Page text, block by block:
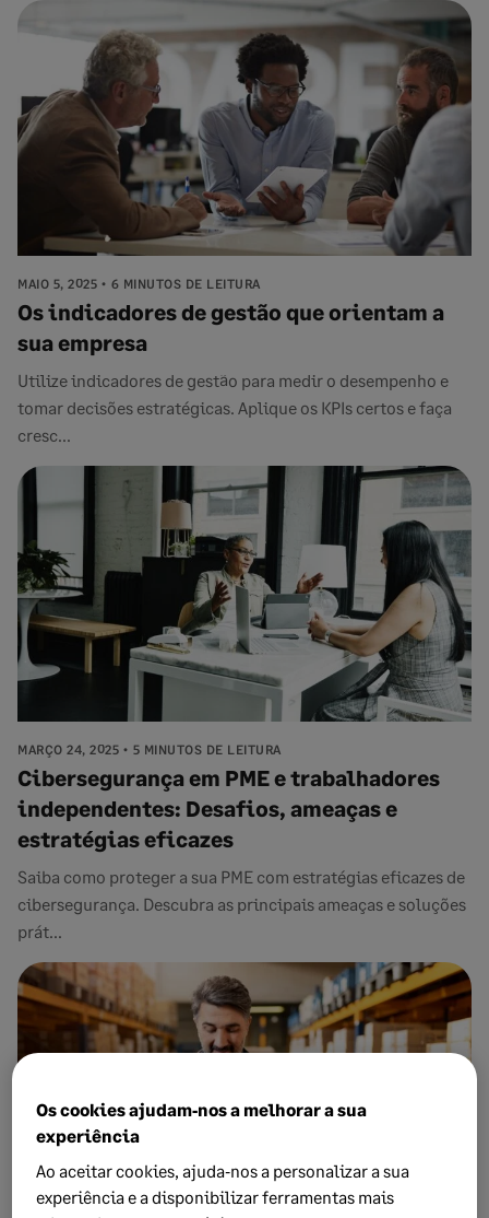
MAIO 5, 2025 6 MINUTOS DE LEITURA
Os indicadores de gestão que orientam a
sua empresa
Utilize indicadores de gestão para medir o desempenho e
tomar decisões estratégicas. Aplique os KPIs certos e faça
cresc...
MARÇO 24, 2025 5 MINUTOS DE LEITURA
Cibersegurança em PME e trabalhadores
independentes: Desafios, ameaças e
estratégias eficazes
Saiba como proteger a sua PME com estratégias eficazes de
cibersegurança. Descubra as principais ameaças e soluções
prát...
Os cookies ajudam‑nos a melhorar a sua
experiência
Ao aceitar cookies, ajuda‑nos a personalizar a sua
experiência e a disponibilizar ferramentas mais